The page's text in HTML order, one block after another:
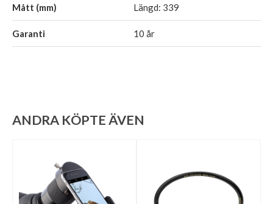
Mått (mm) Längd: 339
Garanti 10 år
ANDRA KÖPTE ÄVEN